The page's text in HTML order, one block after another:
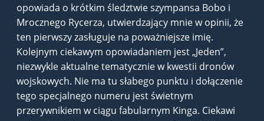
opowiada o krótkim śledztwie szympansa Bobo i
Mrocznego Rycerza, utwierdzający mnie w opinii, że
ten pierwszy zasługuje na poważniejsze imię.
Kolejnym ciekawym opowiadaniem jest „Jeden”,
niezwykle aktualne tematycznie w kwestii dronów
wojskowych. Nie ma tu słabego punktu i dołączenie
tego specjalnego numeru jest świetnym
przerywnikiem w ciągu fabularnym Kinga. Ciekawi